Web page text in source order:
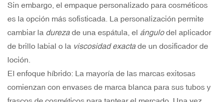
Sin embargo, el empaque personalizado para cosméticos
es la opción más sofisticada. La personalización permite
cambiar la dureza de una espátula, el ángulodel aplicador
de brillo labial o la viscosidad exacta de un dosificador de
loción.
El enfoque híbrido: La mayoría de las marcas exitosas
comienzan con envases de marca blanca para sus tubos y